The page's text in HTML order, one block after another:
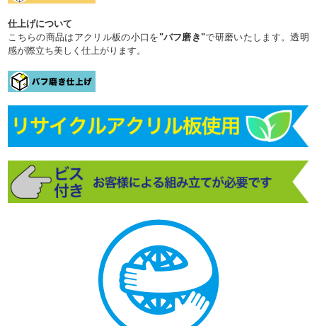
仕上げについて
こちらの商品はアクリル板の小口を"バフ磨き"で研磨いたします。透明
感が際立ち美しく仕上がります。